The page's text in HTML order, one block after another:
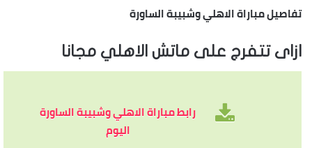
تفاصيل مباراة الاهلي وشبيبة الساورة
ازاى تتفرج على ماتش الاهلي مجانا
رابط مباراة الاهلي وشبيبة الساورة
اليوم